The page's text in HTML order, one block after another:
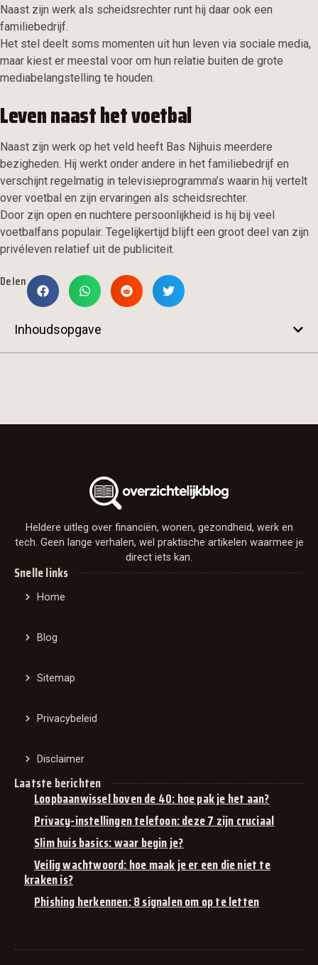
Naast zijn werk als scheidsrechter runt hij daar ook een
familiebedrijf.
Het stel deelt soms momenten uit hun leven via sociale media,
maar kiest er meestal voor om hun relatie buiten de grote
mediabelangstelling te houden.
Leven naast het voetbal
Naast zijn werk op het veld heeft Bas Nijhuis meerdere
bezigheden. Hij werkt onder andere in het familiebedrijf en
verschijnt regelmatig in televisieprogramma’s waarin hij vertelt
over voetbal en zijn ervaringen als scheidsrechter.
Door zijn open en nuchtere persoonlijkheid is hij bij veel
voetbalfans populair. Tegelijkertijd blijft een groot deel van zijn
privéleven relatief uit de publiciteit.
Delen
Inhoudsopgave
Heldere uitleg over financiën, wonen, gezondheid, werk en
tech. Geen lange verhalen, wel praktische artikelen waarmee je
direct iets kan.
Snelle links
Home
Blog
Sitemap
Privacybeleid
Disclaimer
Laatste berichten
Loopbaanwissel boven de 40: hoe pak je het aan?
Privacy-instellingen telefoon: deze 7 zijn cruciaal
Slim huis basics: waar begin je?
Veilig wachtwoord: hoe maak je er een die niet te
kraken is?
Phishing herkennen: 8 signalen om op te letten